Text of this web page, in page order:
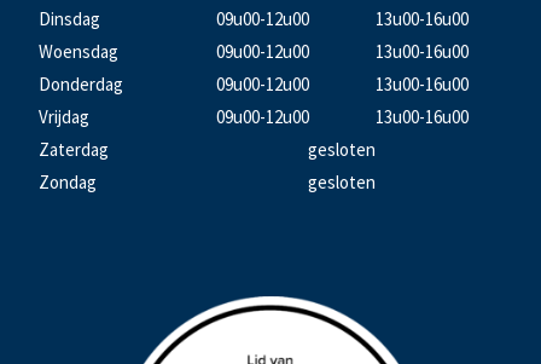
Dinsdag
09u00-12u00
13u00-16u00
Woensdag
09u00-12u00
13u00-16u00
Donderdag
09u00-12u00
13u00-16u00
Vrijdag
09u00-12u00
13u00-16u00
Zaterdag
gesloten
Zondag
gesloten